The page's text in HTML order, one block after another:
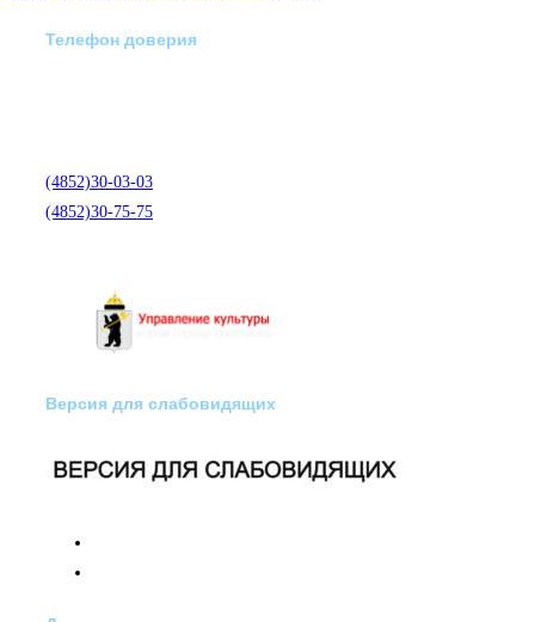
Телефон доверия
(4852)30-03-03
(4852)30-75-75
Версия для слабовидящих